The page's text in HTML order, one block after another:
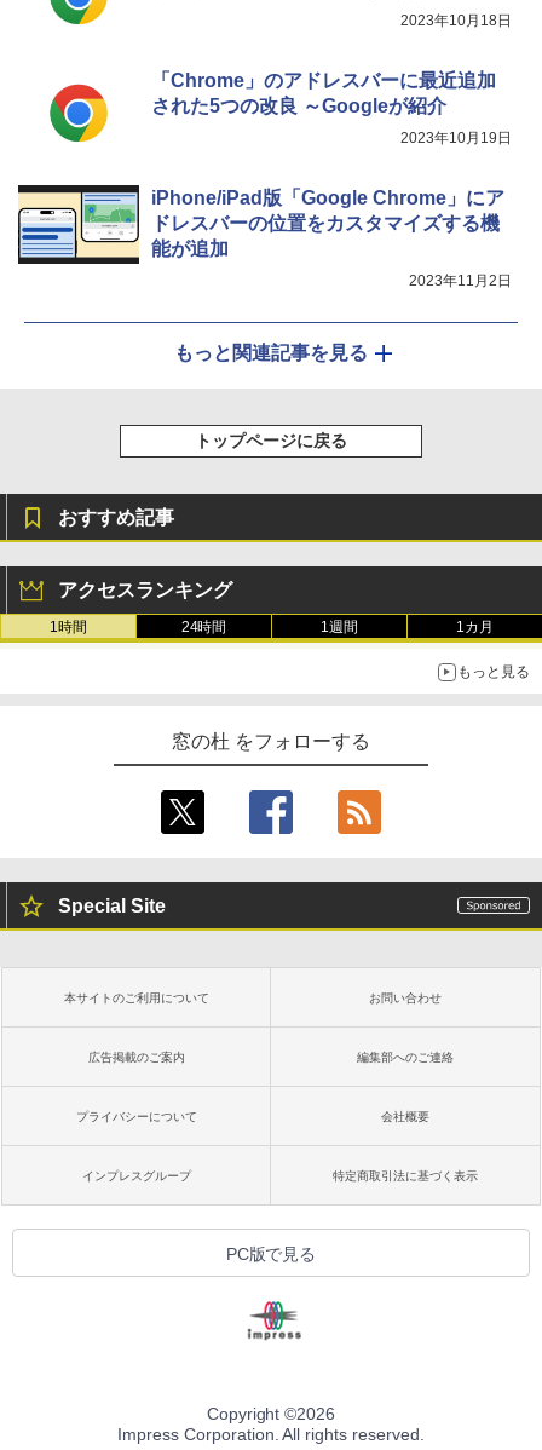
2023年10月18日
「Chrome」のアドレスバーに最近追加
された5つの改良 ～Googleが紹介
2023年10月19日
iPhone/iPad版「Google Chrome」にア
ドレスバーの位置をカスタマイズする機
能が追加
2023年11月2日
もっと関連記事を見る
トップページに戻る
おすすめ記事
アクセスランキング
1時間 24時間 1週間 1カ月
もっと見る
窓の杜 をフォローする
Special Site
本サイトのご利用について お問い合わせ
広告掲載のご案内 編集部へのご連絡
プライバシーについて 会社概要
インプレスグループ 特定商取引法に基づく表示
PC版で見る
Copyright ©2026
Impress Corporation. All rights reserved.